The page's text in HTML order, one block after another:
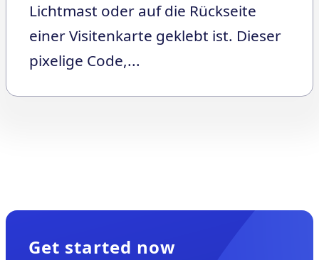
Lichtmast oder auf die Rückseite
einer Visitenkarte geklebt ist. Dieser
pixelige Code,...
Get started now